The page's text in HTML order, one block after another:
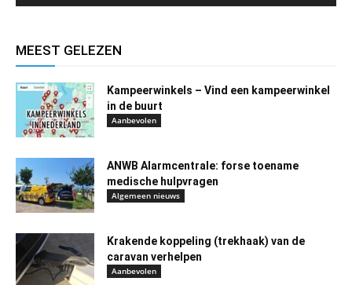
MEEST GELEZEN
Kampeerwinkels – Vind een kampeerwinkel
in de buurt
Aanbevolen
ANWB Alarmcentrale: forse toename
medische hulpvragen
Algemeen nieuws
Krakende koppeling (trekhaak) van de
caravan verhelpen
Aanbevolen